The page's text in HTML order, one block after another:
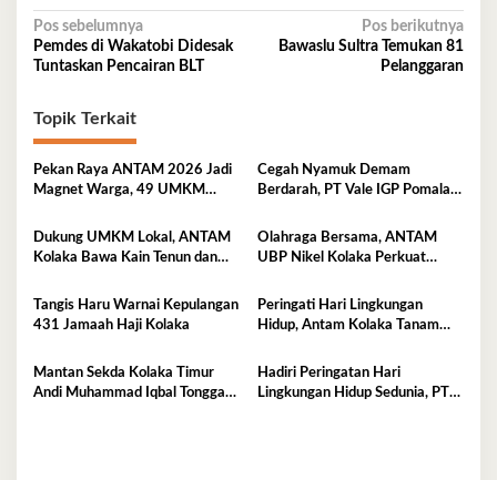
Navigasi
pos
Pos sebelumnya
Pemdes di Wakatobi Didesak
Tuntaskan Pencairan BLT
Pos berikutnya
Bawaslu Sultra Temukan 81
Pelanggaran
Topik Terkait
Pekan Raya ANTAM 2026 Jadi
Magnet Warga, 49 UMKM
Pomalaa
Cegah Nyamuk Demam
Berdarah, PT Vale IGP Pomalaa
Desa Tambea
Dukung UMKM Lokal, ANTAM
Kolaka Bawa Kain Tenun dan
Dekranas Makassar
Olahraga Bersama, ANTAM
UBP Nikel Kolaka Perkuat
Tangis Haru Warnai Kepulangan
431 Jamaah Haji Kolaka
Peringati Hari Lingkungan
Hidup, Antam Kolaka Tanam
Reklamasi
Mantan Sekda Kolaka Timur
Andi Muhammad Iqbal Tonggasa
Hadiri Peringatan Hari
Lingkungan Hidup Sedunia, PT